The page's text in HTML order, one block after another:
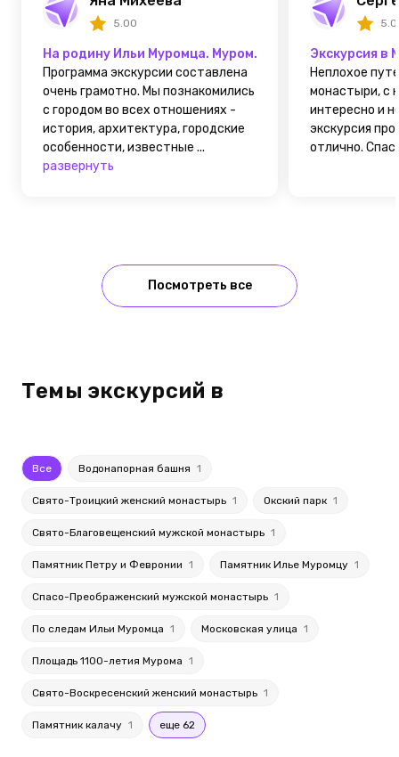
5.00
На родину Ильи Муромца. Муром.
Программа экскурсии составлена
очень грамотно. Мы познакомились
с городом во всех отношениях -
история, архитектура, городские
особенности, известные ...
развернуть
Экскурсия в
Неплохое
монастыри, с
интересно и
экскурсия
отлично.
Посмотреть все
Темы экскурсий в
Все Водонапорная башня 1
Свято-Троицкий женский монастырь 1 Окский парк 1
Свято-Благовещенский мужской монастырь 1
Памятник Петру и Февронии 1 Памятник Илье Муромцу 1
Спасо-Преображенский мужской монастырь 1
По следам Ильи Муромца 1 Московская улица 1
Площадь 1100-летия Мурома 1
Свято-Воскресенский женский монастырь 1
Памятник калачу 1 еще 62